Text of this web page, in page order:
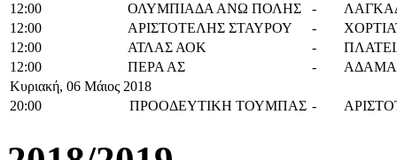
12:00
ΟΛΥΜΠΙΑΔΑ ΑΝΩ ΠΟΛΗΣ -
12:00
ΑΡΙΣΤΟΤΕΛΗΣ ΣΤΑΥΡΟΥ -
12:00
ΑΤΛΑΣ ΑΟΚ -
12:00
ΠΕΡΑ ΑΣ -
Κυριακή, 06 Μάιος 2018
20:00
ΠΡΟΟΔΕΥΤΙΚΗ ΤΟΥΜΠΑΣ -